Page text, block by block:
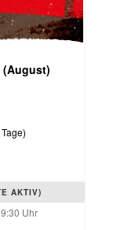
(August)
AKTIV)
Uhr